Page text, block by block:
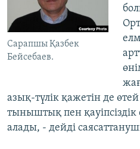
Сарапшы Қазбек
Бейсебаев.
азық-түлік қажетін де
тыныштық пен қауіпсіздік
алады, - дейді